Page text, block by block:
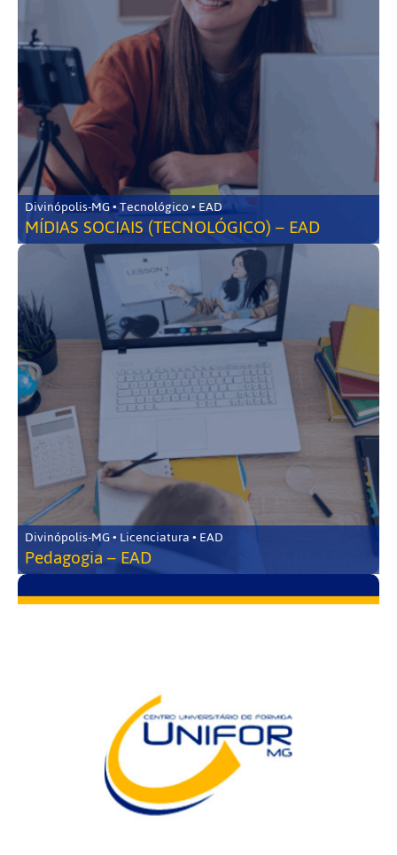
Divinópolis-MG • Tecnológico • EAD
MÍDIAS SOCIAIS (TECNOLÓGICO) – EAD
Divinópolis-MG • Licenciatura • EAD
Pedagogia – EAD